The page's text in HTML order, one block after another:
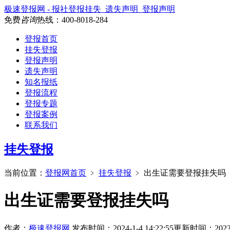
极速登报网 - 报社登报挂失_遗失声明_登报声明
免费咨询热线： 400-8018-284
登报首页
挂失登报
登报声明
遗失声明
知名报纸
登报流程
登报专题
登报案例
联系我们
挂失登报
当前位置： 登报网首页 ﹥ 挂失登报 ﹥ 出生证需要登报挂失吗
出生证需要登报挂失吗
作者： 极速登报网 发布时间：2024-1-4 14:22:55更新时间：